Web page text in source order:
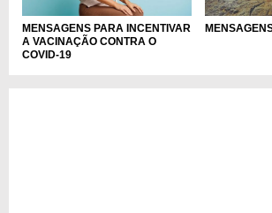
MENSAGENS PARA INCENTIVAR
A VACINAÇÃO CONTRA O
COVID-19